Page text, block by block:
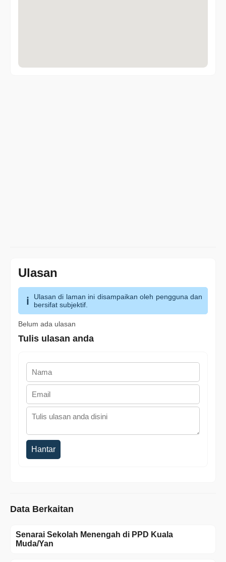
Ulasan
Ulasan di laman ini disampaikan oleh pengguna dan
bersifat subjektif.
Belum ada ulasan
Tulis ulasan anda
Hantar
Data Berkaitan
Senarai Sekolah Menengah di PPD Kuala
Muda/Yan